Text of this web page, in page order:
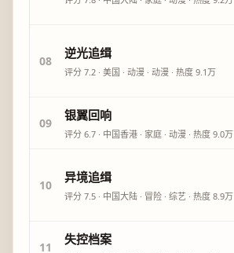
08
逆光追缉
评分 7.2 · 美国 · 动漫 · 动漫 · 热度 9.1万
09
银翼回响
评分 6.7 · 中国香港 · 家庭 · 动漫 · 热度 9.0万
10
异境追缉
评分 7.5 · 中国大陆 · 冒险 · 综艺 · 热度 8.9万
11
失控档案